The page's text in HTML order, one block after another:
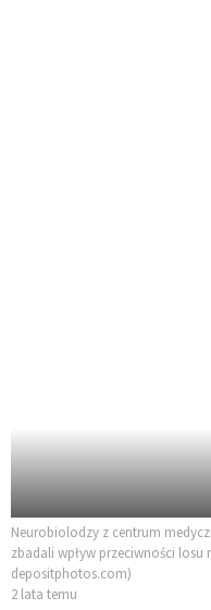
Neurobiolodzy z centrum
zbadali wpływ przeciwności
depositphotos.com)
2 lata temu